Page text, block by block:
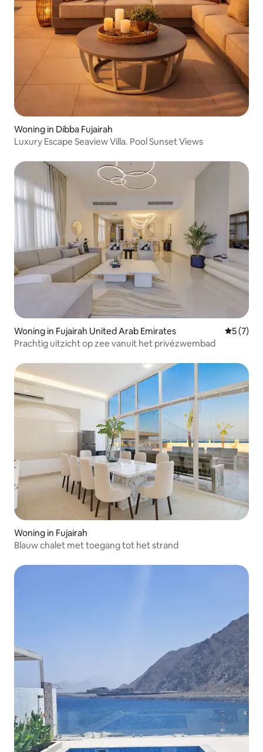
Woning in Dibba Fujairah
Luxury Escape Seaview Villa. Pool Sunset Views
Woning in Fujairah United Arab Emirates
5 (7)
Prachtig uitzicht op zee vanuit het privézwembad
Woning in Fujairah
Blauw chalet met toegang tot het strand